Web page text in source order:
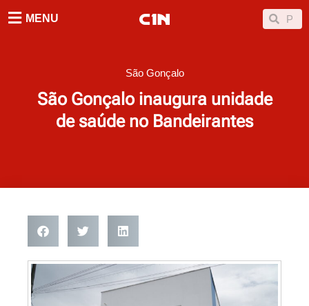
para
MENU Search
São Gonçalo
São Gonçalo inaugura unidade
de saúde no Bandeirantes